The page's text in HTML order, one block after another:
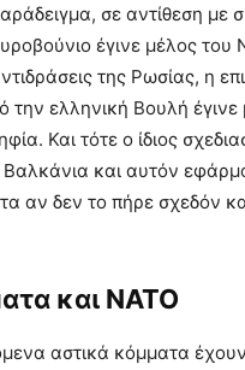
σε αντίθεση με
έγινε μέλος του
της Ρωσίας, η
την ελληνική Βουλή έγινε
Και τότε ο ίδιος
και αυτόν
αν δεν το πήρε σχεδόν
και ΝΑΤΟ
αστικά κόμματα έχουν